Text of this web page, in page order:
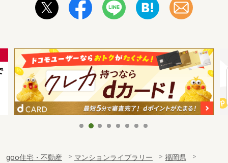
goo住宅・不動産 マンションライブラリー
福岡県